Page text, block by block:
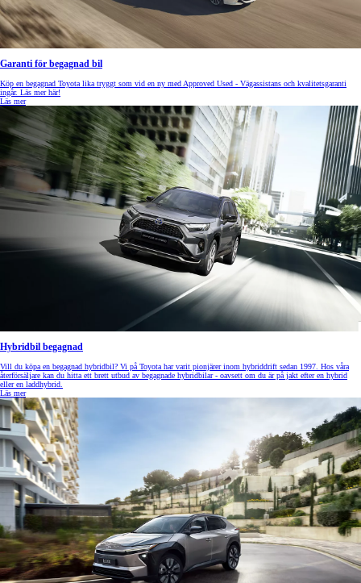
Garanti för begagnad bil
Köp en begagnad Toyota lika tryggt som vid en ny med Approved Used - Vägassistans och kvalitetsgaranti
ingår. Läs mer här!
Läs mer
Hybridbil begagnad
Vill du köpa en begagnad hybridbil? Vi på Toyota har varit pionjärer inom hybriddrift sedan 1997. Hos våra
återförsäljare kan du hitta ett brett utbud av begagnade hybridbilar - oavsett om du är på jakt efter en hybrid
eller en laddhybrid.
Läs mer